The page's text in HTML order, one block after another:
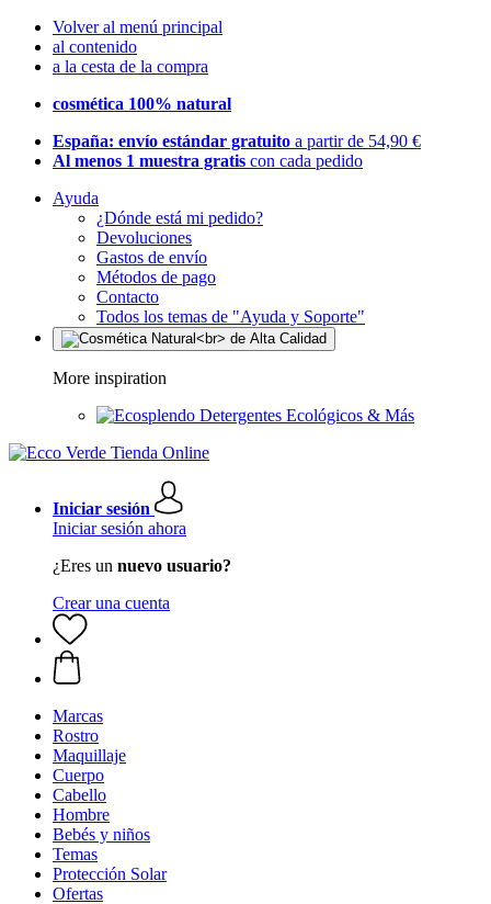
Volver al menú principal
al contenido
a la cesta de la compra
cosmética 100% natural
España: envío estándar gratuito a partir de 54,90 €
Al menos 1 muestra gratis con cada pedido
Ayuda
¿Dónde está mi pedido?
Devoluciones
Gastos de envío
Métodos de pago
Contacto
Todos los temas de "Ayuda y Soporte"
More inspiration
Detergentes Ecológicos & Más
Iniciar sesión
Iniciar sesión ahora
¿Eres un nuevo usuario?
Crear una cuenta
Marcas
Rostro
Maquillaje
Cuerpo
Cabello
Hombre
Bebés y niños
Temas
Protección Solar
Ofertas